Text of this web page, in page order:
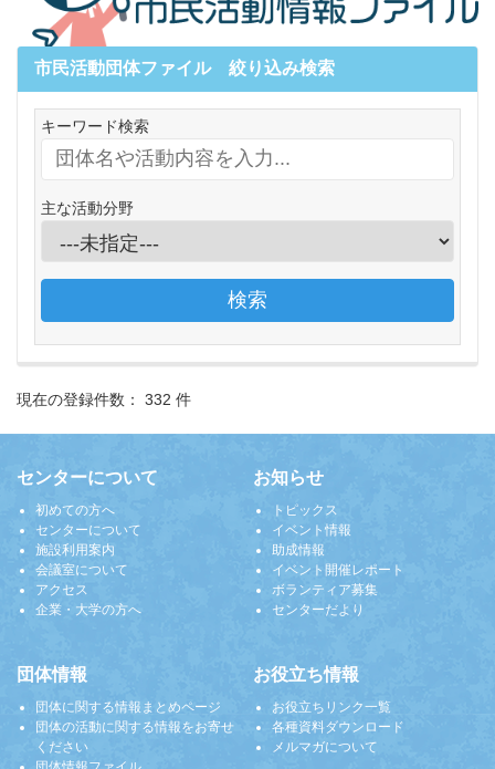
市民活動団体ファイル 絞り込み検索
キーワード検索
主な活動分野
現在の登録件数： 332 件
センターについて
初めての方へ
センターについて
施設利用案内
会議室について
アクセス
企業・大学の方へ
お知らせ
トピックス
イベント情報
助成情報
イベント開催レポート
ボランティア募集
センターだより
団体情報
団体に関する情報まとめページ
団体の活動に関する情報をお寄せ
ください
お役立ち情報
お役立ちリンク一覧
各種資料ダウンロード
メルマガについて